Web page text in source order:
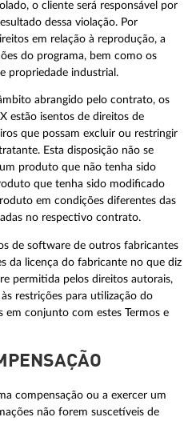
o cliente será responsável por
dessa violação. Por
em relação à reprodução, a
do programa, bem como os
propriedade industrial.
abrangido pelo contrato, os
estão isentos de direitos de
que possam excluir ou restringir
Esta disposição não se
produto que não tenha sido
que tenha sido modificado
em condições diferentes das
no respectivo contrato.
de software de outros fabricantes
da licença do fabricante no que diz
permitida pelos direitos autorais,
restrições para utilização do
em conjunto com estes Termos e
compensação ou a exercer um
não forem suscetíveis de